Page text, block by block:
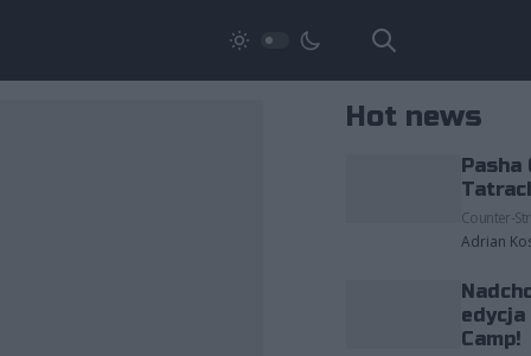
Hot news
Pasha
Counter-
Adrian
edycja
Camp!